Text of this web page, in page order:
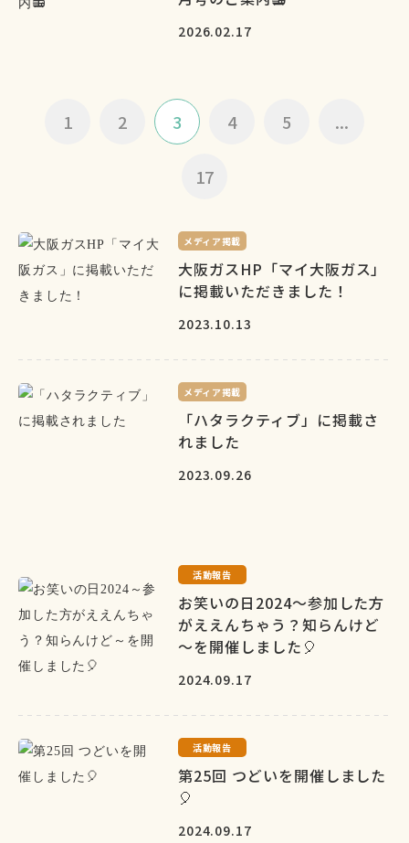
2026.02.17
1 2 3 4 5 ...
17
メディア掲載
大阪ガスHP「マイ大阪ガス」
に掲載いただきました！
2023.10.13
メディア掲載
「ハタラクティブ」に掲載さ
れました
2023.09.26
活動報告
お笑いの日2024～参加した方
がええんちゃう？知らんけど
～を開催しました🎈
2024.09.17
活動報告
第25回 つどいを開催しました
🎈
2024.09.17